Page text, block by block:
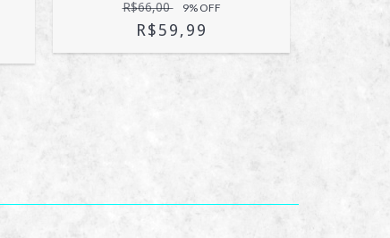
R$66,00 9% OFF
R$59,99